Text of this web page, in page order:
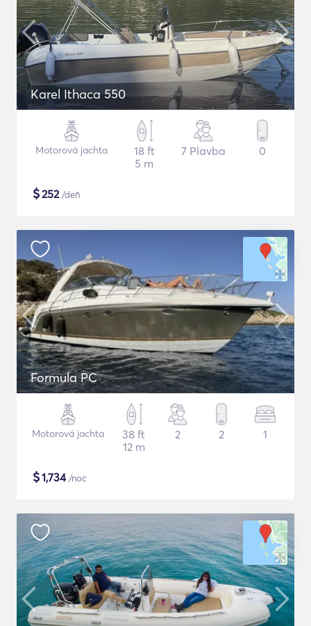
Karel Ithaca 550
Motorová jachta
18 ft
5 m
7 Plavba 0
$252/deň
Formula PC
Motorová jachta
38 ft
12 m
2 2 1
$1,734/noc